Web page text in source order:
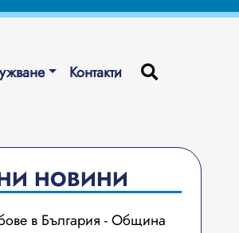
Контакти
НОВИНИ
в България - Община